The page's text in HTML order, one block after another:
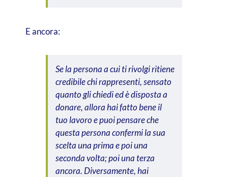
E ancora:
Se la persona a cui ti rivolgi ritiene
credibile chi rappresenti, sensato
quanto gli chiedi ed è disposta a
donare, allora hai fatto bene il
tuo lavoro e puoi pensare che
questa persona confermi la sua
scelta una prima e poi una
seconda volta; poi una terza
ancora. Diversamente, hai